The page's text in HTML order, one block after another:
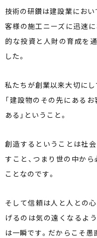
技術の研鑽は建設業におい
客様の施工ニーズに迅速
的な投資と人財の育成を
した。
私たちが創業以来大切にし
「建設物のその先にある
ある」ということ。
創造するということは社
すこと、つまり世の中か
ことなのです。
そして信頼は人と人との
げるのは気の遠くなるよ
は一瞬です。だからこそ愚